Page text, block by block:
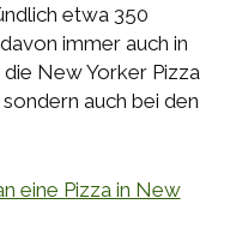
etwa 350
immer auch in
New Yorker Pizza
auch bei den
eine Pizza in New